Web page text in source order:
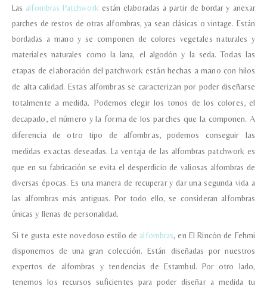
Las alfombras Patchwork están elaboradas a partir de bordar y anexar
parches de restos de otras alfombras, ya sean clásicas o vintage. Están
bordadas a mano y se componen de colores vegetales naturales y
materiales naturales como la lana, el algodón y la seda.Todas las
etapas de elaboración del patchwork están hechas a mano con hilos
de alta calidad. Estas alfombras se caracterizan por poder diseñarse
totalmente a medida. Podemos elegir los tonos de los colores, el
decapado, el número y la forma de los parches que la componen. A
diferencia de otro tipo de alfombras, podemos conseguir las
medidas exactas deseadas.La ventaja de las alfombras patchwork es
que en su fabricación se evita el desperdicio de valiosas alfombras de
diversas épocas. Es una manera de recuperar y dar una segunda vida a
las alfombras más antiguas. Por todo ello, se consideran alfombras
únicas y llenas de personalidad.
Si te gusta este novedoso estilo de alfombras, en El Rincón de Fehmi
disponemos de una gran colección. Están diseñadas por nuestros
expertos de alfombras y tendencias de Estambul. Por otro lado,
tenemos los recursos suficientes para poder diseñar a medida tu